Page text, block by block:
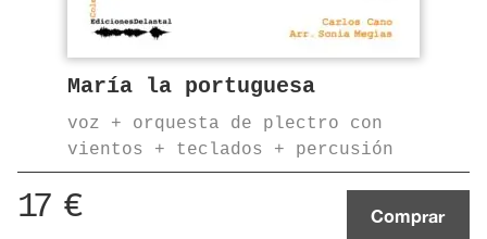
María la portuguesa
voz + orquesta de plectro con
vientos + teclados + percusión
17 € Comprar